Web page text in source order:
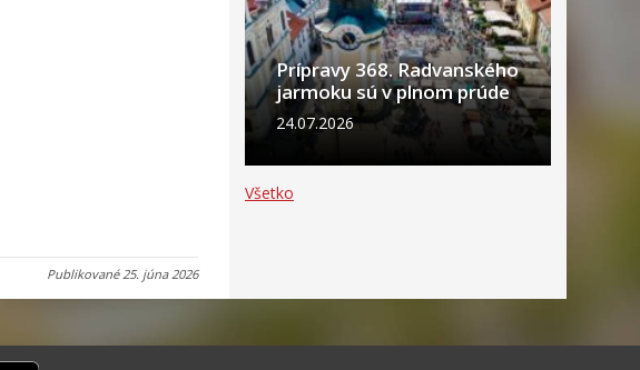
Publikované25. júna 2026
Prípravy 368. Radvanského
jarmoku sú v plnom prúde
24.07.2026
Všetko